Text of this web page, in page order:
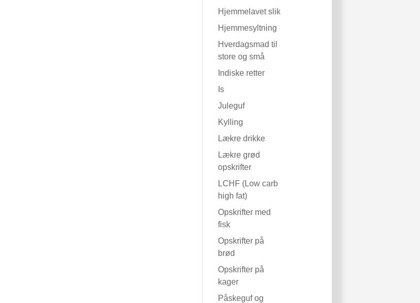
Hjemmelavet slik
Hjemmesyltning
Hverdagsmad til
store og små
Indiske retter
Is
Juleguf
Kylling
Lækre drikke
Lækre grød
opskrifter
LCHF (Low carb
high fat)
Opskrifter med
fisk
Opskrifter på
brød
Opskrifter på
kager
Påskeguf og